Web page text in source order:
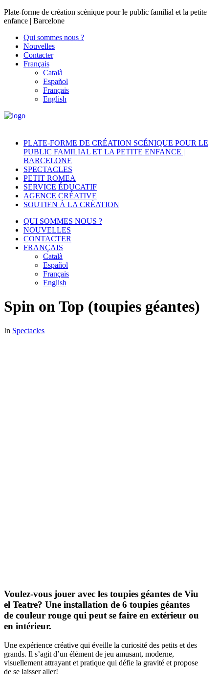
Plate-forme de création scénique pour le public familial et la petite
enfance | Barcelone
Qui sommes nous ?
Nouvelles
Contacter
Français
Català
Español
Français
English
PLATE-FORME DE CRÉATION SCÉNIQUE POUR LE
PUBLIC FAMILIAL ET LA PETITE ENFANCE |
BARCELONE
SPECTACLES
PETIT ROMEA
SERVICE ÉDUCATIF
AGENCE CRÉATIVE
SOUTIEN À LA CRÉATION
QUI SOMMES NOUS ?
NOUVELLES
CONTACTER
FRANÇAIS
Català
Español
Français
English
Spin on Top (toupies géantes)
In Spectacles
Voulez-vous jouer avec les toupies géantes de Viu
el Teatre? Une installation de 6 toupies géantes
de couleur rouge qui peut se faire en extérieur ou
en intérieur.
Une expérience créative qui éveille la curiosité des petits et des
grands. Il s’agit d’un élément de jeu amusant, moderne,
visuellement attrayant et pratique qui défie la gravité et propose
de se laisser aller!